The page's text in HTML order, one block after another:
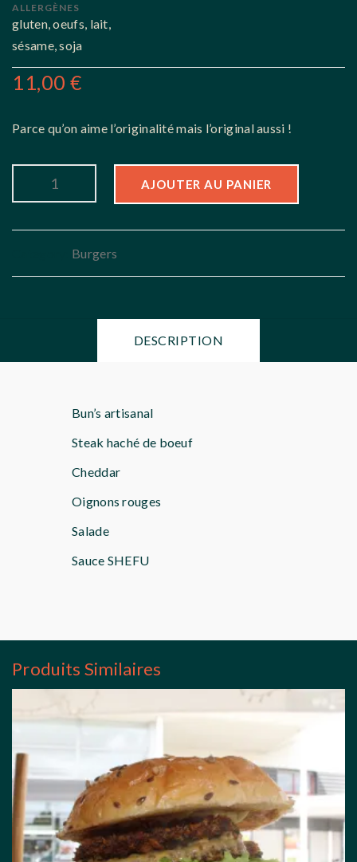
ALLERGÈNES
gluten, oeufs, lait,
sésame, soja
11,00 €
Parce qu’on aime l’originalité mais l’original aussi !
AJOUTER AU PANIER
Burgers
DESCRIPTION
Bun’s artisanal
Steak haché de boeuf
Cheddar
Oignons rouges
Salade
Sauce SHEFU
Produits Similaires